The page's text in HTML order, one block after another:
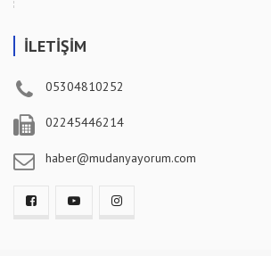
İLETİŞİM
05304810252
02245446214
haber@mudanyayorum.com